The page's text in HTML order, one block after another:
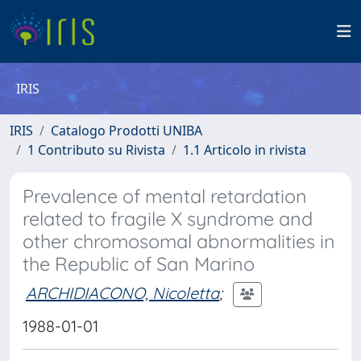
IRIS
IRIS
Catalogo Prodotti UNIBA
1 Contributo su Rivista
1.1 Articolo in rivista
Prevalence of mental retardation
related to fragile X syndrome and
other chromosomal abnormalities in
the Republic of San Marino
ARCHIDIACONO, Nicoletta;
1988-01-01